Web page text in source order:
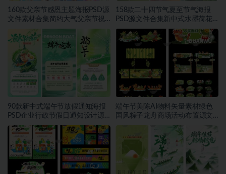
160款父亲节感恩主题海报PSD源
文件素材合集简约大气父亲节祝
福宣传设计素材~1559期
158款二十四节气夏至节气海报
PSD源文件合集新中式水墨荷花
二十四节气朋友圈宣传模板素材
~1553期
90款新中式端午节放假通知海报
PSD企业行政节假日通知设计源
文件素材~1552期
端午节美陈AI物料矢量素材绿色
国风粽子龙舟商场活动布置源文
件模板素材~1549期